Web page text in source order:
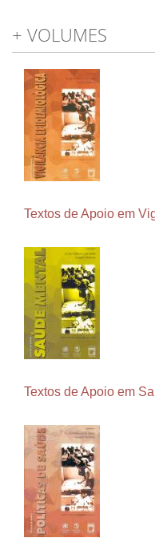
+ VOLUMES
Textos de Apoio em
Textos de Apoio em